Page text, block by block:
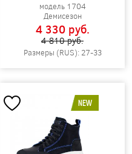
модель 1704
Демисезон
4 330 pуб.
4 810 pуб.
Размеры (RUS): 27-33
NEW